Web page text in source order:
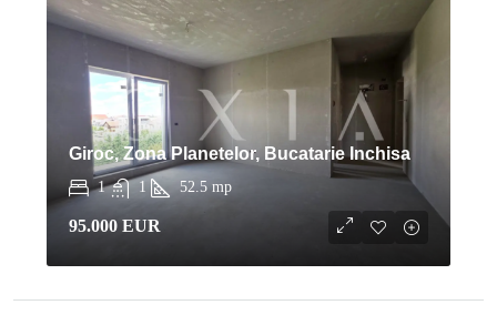
Giroc, Zona Planetelor, Bucatarie Inchisa
1 1 52.5 mp
95.000 EUR